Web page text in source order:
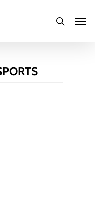
search